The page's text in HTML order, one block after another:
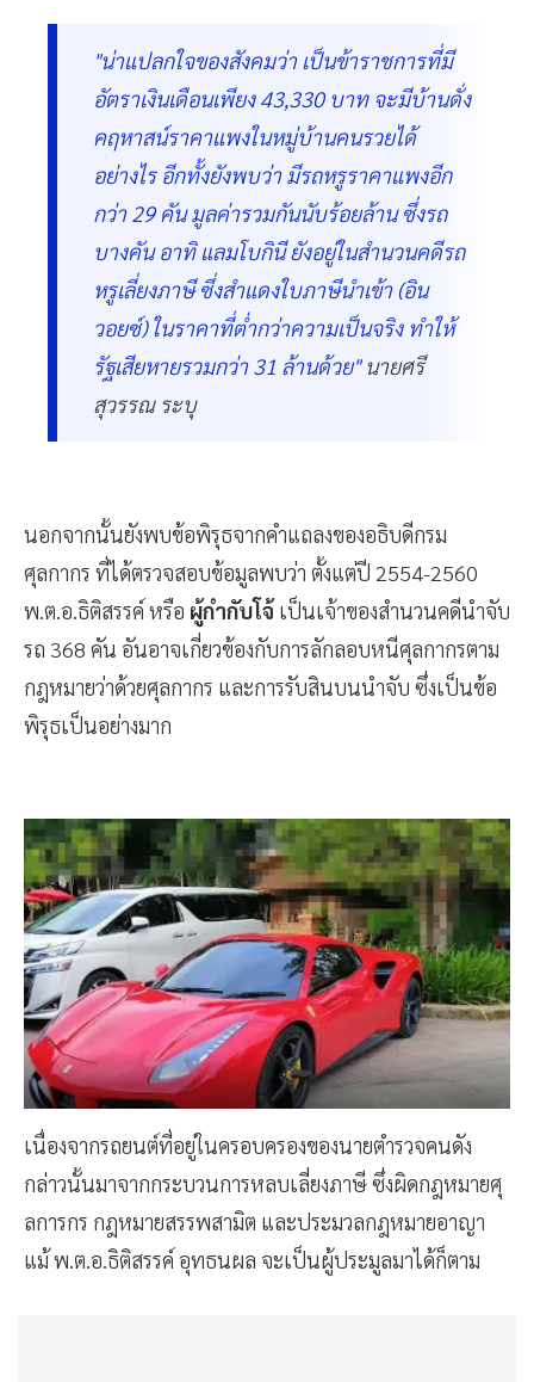
"น่าแปลกใจของสังคมว่า เป็นข้าราชการที่มี
อัตราเงินเดือนเพียง 43,330 บาท จะมีบ้านดั่ง
คฤหาสน์ราคาแพงในหมู่บ้านคนรวยได้
อย่างไร อีกทั้งยังพบว่า มีรถหรูราคาแพงอีก
กว่า 29 คัน มูลค่ารวมกันนับร้อยล้าน ซึ่งรถ
บางคัน อาทิ แลมโบกินี ยังอยู่ในสำนวนคดีรถ
หรูเลี่ยงภาษี ซึ่งสำแดงใบภาษีนำเข้า (อิน
วอยซ์) ในราคาที่ต่ำกว่าความเป็นจริง ทำให้
รัฐเสียหายรวมกว่า 31 ล้านด้วย"นายศรี
สุวรรณ ระบุ
นอกจากนั้นยังพบข้อพิรุธจากคำแถลงของอธิบดีกรม
ศุลกากร ที่ได้ตรวจสอบข้อมูลพบว่า ตั้งแต่ปี 2554-2560
พ.ต.อ.ธิติสรรค์ หรือ ผู้กำกับโจ้ เป็นเจ้าของสำนวนคดีนำจับ
รถ 368 คัน อันอาจเกี่ยวข้องกับการลักลอบหนีศุลกากรตาม
กฎหมายว่าด้วยศุลกากร และการรับสินบนนำจับ ซึ่งเป็นข้อ
พิรุธเป็นอย่างมาก
เนื่องจากรถยนต์ที่อยู่ในครอบครองของนายตำรวจคนดัง
กล่าวนั้นมาจากกระบวนการหลบเลี่ยงภาษี ซึ่งผิดกฎหมายศุ
ลการกร กฎหมายสรรพสามิต และประมวลกฎหมายอาญา
แม้ พ.ต.อ.ธิติสรรค์ อุทธนผล จะเป็นผู้ประมูลมาได้ก็ตาม